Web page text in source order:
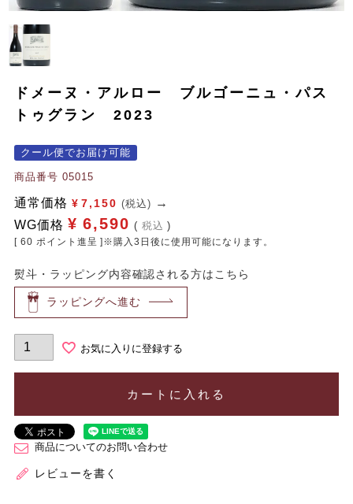
ドメーヌ・アルロー ブルゴーニュ・パス
トゥグラン 2023
クール便でお届け可能
商品番号 05015
通常価格 ¥ 7,150 (税込)
WG価格 ¥ 6,590 税込
[ 60 ポイント進呈 ]※購入3日後に使用可能になります。
熨斗・ラッピング内容確認される方はこちら
ラッピングへ進む
お気に入りに登録する
カートに入れる
商品についてのお問い合わせ
レビューを書く